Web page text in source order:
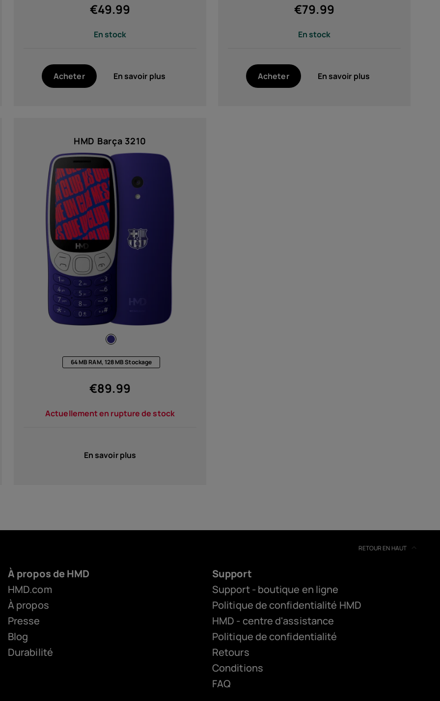
€49.99
En stock
Acheter En savoir plus
€79.99
En stock
Acheter En savoir plus
HMD Barça 3210
64 MB RAM, 128 MB Stockage
€89.99
Actuellement en rupture de stock
En savoir plus
RETOUR EN HAUT
À propos de HMD
HMD.com
À propos
Presse
Blog
Durabilité
Support
Support - boutique en ligne
Politique de confidentialité HMD
HMD - centre d'assistance
Politique de confidentialité
Retours
Conditions
FAQ